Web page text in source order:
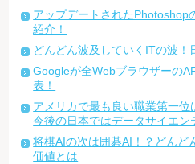
アップデートされたPhotoshop
紹介！
どんどん波及していくITの波！
Googleが全Webブラウザーの
表！
アメリカで最も良い職業第一位
今後の日本ではデータサイエン
将棋AIの次は囲碁AI！？どんど
価値とは